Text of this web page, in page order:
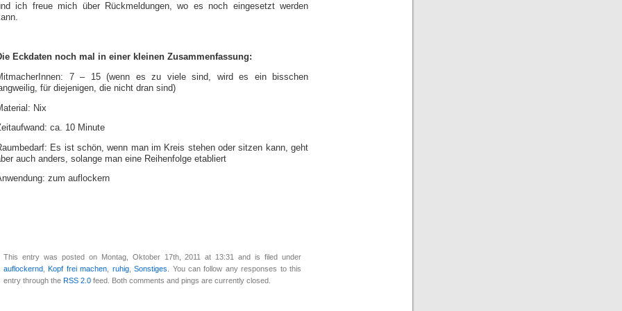
ich freue mich über Rückmeldungen, wo es noch eingesetzt werden
Eckdaten noch mal in einer kleinen Zusammenfassung:
7 – 15 (wenn es zu viele sind, wird es ein bisschen
für diejenigen, die nicht dran sind)
Nix
ca. 10 Minute
Es ist schön, wenn man im Kreis stehen oder sitzen kann, geht
auch anders, solange man eine Reihenfolge etabliert
zum auflockern
This entry was posted on Montag, Oktober 17th, 2011 at 13:31 and is filed under
auflockernd, Kopf frei machen, ruhig,Sonstiges. You can follow any responses to this
entry through the RSS 2.0 feed. Both comments and pings are currently closed.